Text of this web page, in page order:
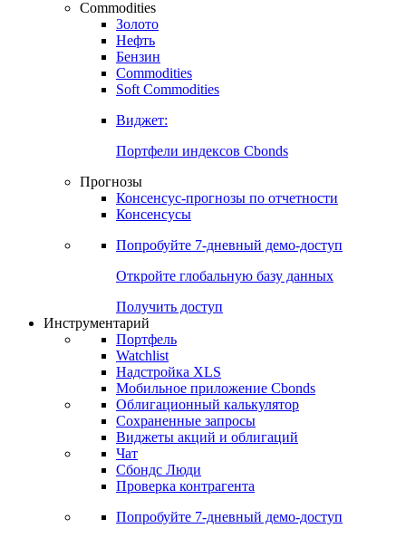
Commodities
Золото
Нефть
Бензин
Commodities
Soft Commodities
Виджет:
Портфели индексов Cbonds
Прогнозы
Консенсус-прогнозы по отчетности
Консенсусы
Попробуйте 7-дневный демо-доступ
Откройте глобальную базу данных
Получить доступ
Инструментарий
Портфель
Watchlist
Надстройка XLS
Мобильное приложение Cbonds
Облигационный калькулятор
Сохраненные запросы
Виджеты акций и облигаций
Чат
Сбондс Люди
Проверка контрагента
Попробуйте 7-дневный демо-доступ